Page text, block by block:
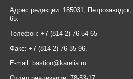
Адрес редакции: 185031,
65.
Телефон: +7 (814-2) 76-54-65
Факс: +7 (814-2) 76-35-96.
E-mail: bastion@karelia.ru